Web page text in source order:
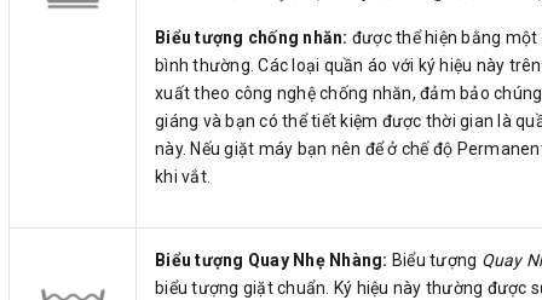
Biểu tượng chống nhăn: được thể hiện bằng
bình thường. Các loại quần áo với ký hiệu này
xuất theo công nghệ chống nhăn, đảm bảo
giáng và bạn có thể tiết kiệm được thời gian là
này. Nếu giặt máy bạn nên để ở chế độ
khi vắt.
Biểu tượng Quay Nhẹ Nhàng: Biểu tượng Quay
biểu tượng giặt chuẩn. Ký hiệu này thường được